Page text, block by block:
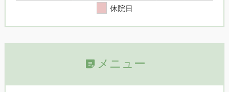
休院日
メニュー